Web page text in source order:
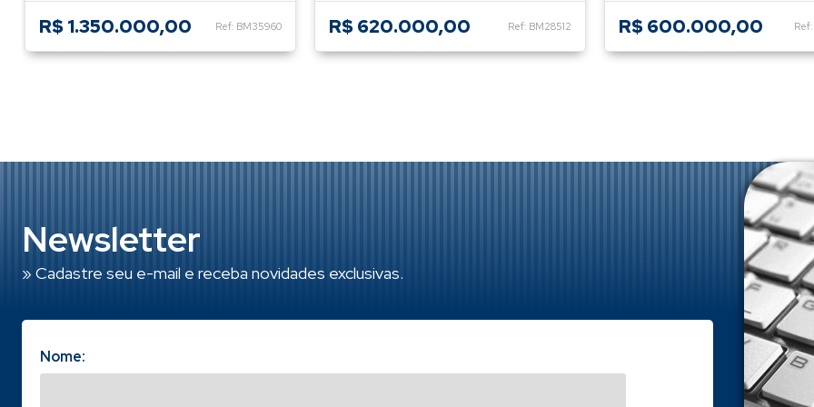
Ref: BM35960
R$ 1.350.000,00 Ref: BM28512
R$ 620.000,00 R$ 600.000,00
Newsletter
» Cadastre seu e-mail e receba novidades exclusivas.
Nome: